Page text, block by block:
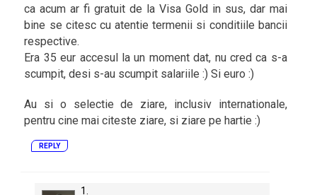
ca acum ar fi gratuit de la Visa Gold in sus, dar mai
bine se citesc cu atentie termenii si conditiile bancii
respective.
Era 35 eur accesul la un moment dat, nu cred ca s-a
scumpit, desi s-au scumpit salariile :) Si euro :)
Au si o selectie de ziare, inclusiv internationale,
pentru cine mai citeste ziare, si ziare pe hartie :)
REPLY